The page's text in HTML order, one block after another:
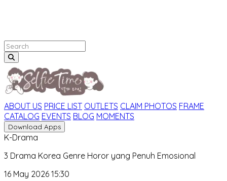
ABOUT US PRICE LIST OUTLETS CLAIM PHOTOS FRAME
CATALOG EVENTS BLOG MOMENTS
Download Apps
K-Drama
3 Drama Korea Genre Horor yang Penuh Emosional
16 May 2026 15:30